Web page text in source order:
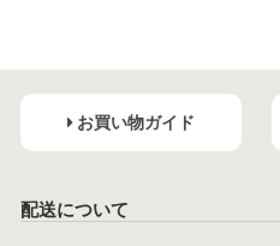
お買い物ガイド
配送について